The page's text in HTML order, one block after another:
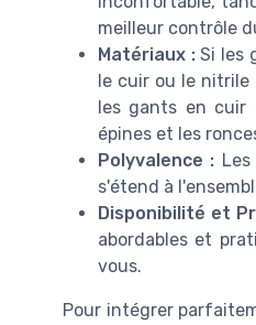
meilleur contrôle
Matériaux :Si les
le cuir ou le nitrile
les gants en
épines et les
Polyvalence :
s'étend à
Disponibilité et
abordables et
vous.
Pour intégrer